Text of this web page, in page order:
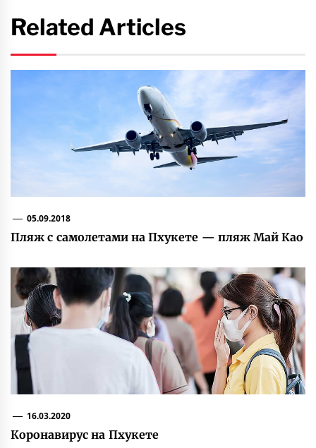
Related Articles
05.09.2018
Пляж с самолетами на Пхукете — пляж Май Као
16.03.2020
Коронавирус на Пхукете